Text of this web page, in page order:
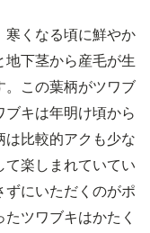
寒くなる頃に鮮やか
地下茎から産毛が生
。この葉柄がツワブ
キは年明け頃から
比較的アクも少な
て楽しまれていてい
ずにいただくのがポ
ツワブキはかたく